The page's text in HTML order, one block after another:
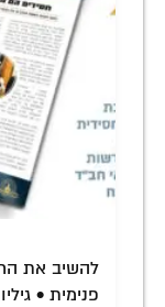
להשיב את
פנימית • גיליון 247